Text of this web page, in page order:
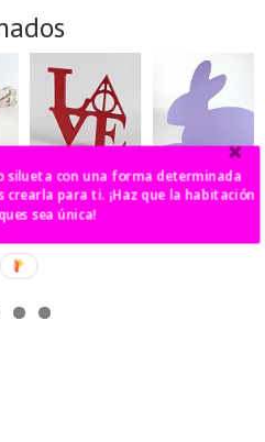
o Love Harry
Potter
conejo xl
sobremesa
silueta con una forma determinada
que la habitación
sea única!